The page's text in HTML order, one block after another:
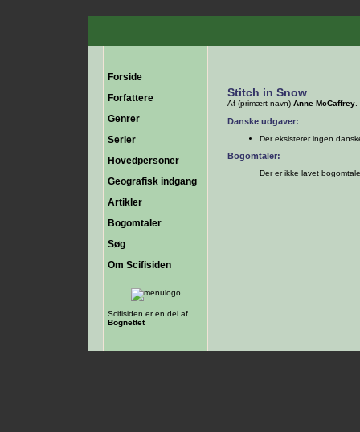
Forside
Forfattere
Genrer
Serier
Hovedpersoner
Geografisk indgang
Artikler
Bogomtaler
Søg
Om Scifisiden
Scifisiden er en del af
Bognettet
Stitch in Snow
Af (primært navn) Anne McCaffrey
Danske udgaver:
Der eksisterer ingen
Bogomtaler:
Der er ikke lavet